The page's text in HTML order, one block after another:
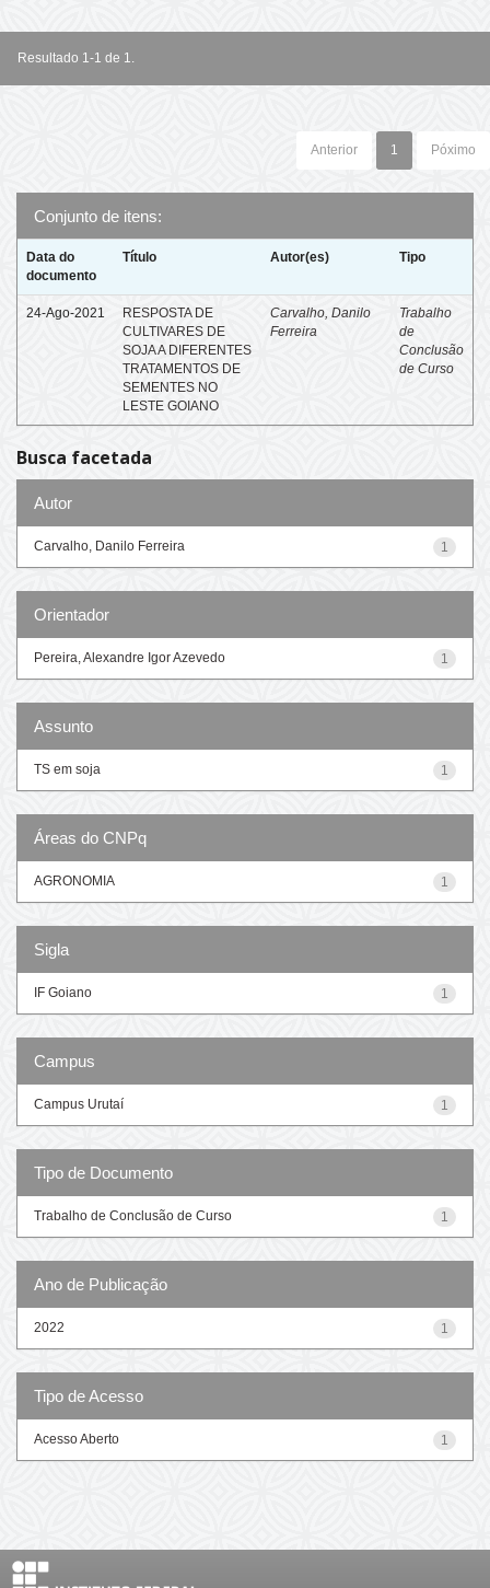
Resultado 1-1 de 1.
Anterior 1 Póximo
Conjunto de itens:
Data do
documento
Título Autor(es) Tipo
24-Ago-2021
RESPOSTA DE
CULTIVARES DE
SOJA A DIFERENTES
TRATAMENTOS DE
SEMENTES NO
LESTE GOIANO
Carvalho, Danilo
Ferreira
Trabalho
de
Conclusão
de Curso
Busca facetada
Autor
1
Carvalho, Danilo Ferreira
Orientador
1
Pereira, Alexandre Igor Azevedo
Assunto
1
TS em soja
Áreas do CNPq
1
AGRONOMIA
Sigla
1
IF Goiano
Campus
1
Campus Urutaí
Tipo de Documento
1
Trabalho de Conclusão de Curso
Ano de Publicação
1
2022
Tipo de Acesso
1
Acesso Aberto